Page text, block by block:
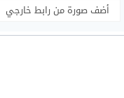
أضف صورة من رابط خارجي